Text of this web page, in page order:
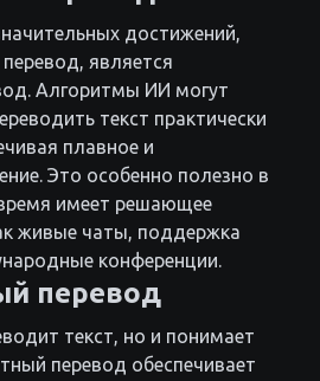
достижений,
является
Алгоритмы ИИ могут
текст практически
плавное и
Это особенно полезно в
имеет решающее
живые чаты, поддержка
конференции.
перевод
текст, но и понимает
перевод обеспечивает